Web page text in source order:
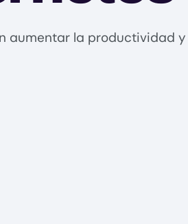
aumentar la productividad